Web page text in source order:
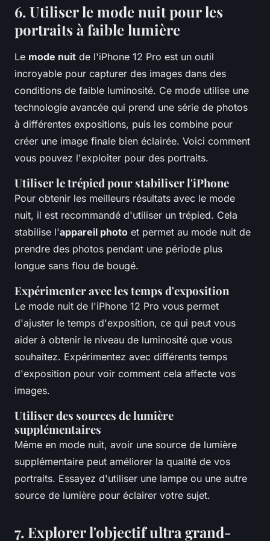
6. Utiliser le mode nuit pour les
portraits à faible lumière
Le mode nuit de l'iPhone 12 Pro est un outil
incroyable pour capturer des images dans des
conditions de faible luminosité. Ce mode utilise une
technologie avancée qui prend une série de photos
à différentes expositions, puis les combine pour
créer une image finale bien éclairée. Voici comment
vous pouvez l'exploiter pour des portraits.
Utiliser le trépied pour stabiliser l'iPhone
Pour obtenir les meilleurs résultats avec le mode
nuit, il est recommandé d'utiliser un trépied. Cela
stabilise l'appareil photo et permet au mode nuit de
prendre des photos pendant une période plus
longue sans flou de bougé.
Expérimenter avec les temps d'exposition
Le mode nuit de l'iPhone 12 Pro vous permet
d'ajuster le temps d'exposition, ce qui peut vous
aider à obtenir le niveau de luminosité que vous
souhaitez. Expérimentez avec différents temps
d'exposition pour voir comment cela affecte vos
images.
Utiliser des sources de lumière
supplémentaires
Même en mode nuit, avoir une source de lumière
supplémentaire peut améliorer la qualité de vos
portraits. Essayez d'utiliser une lampe ou une autre
source de lumière pour éclairer votre sujet.
7. Explorer l'objectif ultra grand-